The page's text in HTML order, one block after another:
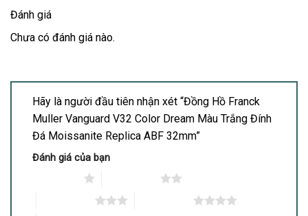
Đánh giá
Chưa có đánh giá nào.
Hãy là người đầu tiên nhận xét “Đồng Hồ Franck
Muller Vanguard V32 Color Dream Màu Trắng Đính
Đá Moissanite Replica ABF 32mm”
Đánh giá của bạn